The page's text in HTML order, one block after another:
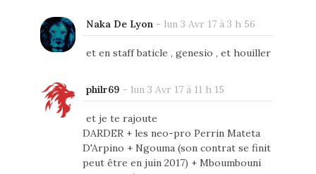
Naka De Lyon- lun 3 Avr 17 à 3 h 56
et en staff baticle , genesio , et houiller
philr69 - lun 3 Avr 17 à 11 h 15
et je te rajoute
DARDER + les neo-pro Perrin Mateta
D'Arpino + Ngouma (son contrat se finit
peut être en juin 2017) + Mboumbouni